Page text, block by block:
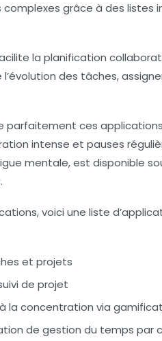
grâce à des listes
la planification
des tâches,
parfaitement ces
intense et pauses
mentale, est disponible
voici une liste
et projets
de projet
la concentration via
de gestion du temps par